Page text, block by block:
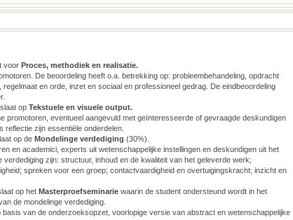
voor Proces, methodiek en realisatie.
De beoordeling heeft o.a. betrekking op: probleembehandeling, opdracht
en orde, inzet en sociaal en professioneel gedrag. De eindbeoordeling
op Tekstuele en visuele output.
promotoren, eventueel aangevuld met geïnteresseerde of gevraagde deskundigen
reflectie zijn essentiële onderdelen.
op de Mondelinge verdediging (30%).
en academici, experts uit wetenschappelijke instellingen en deskundigen uit het
zijn: structuur, inhoud en de kwaliteit van het geleverde werk;
spreken voor een groep; contactvaardigheid en overtuigingskracht; inzicht en
op het Masterproefseminarie waarin de student ondersteund wordt in het
de mondelinge verdediging.
van de onderzoeksopzet, voorlopige versie van abstract en wetenschappelijke